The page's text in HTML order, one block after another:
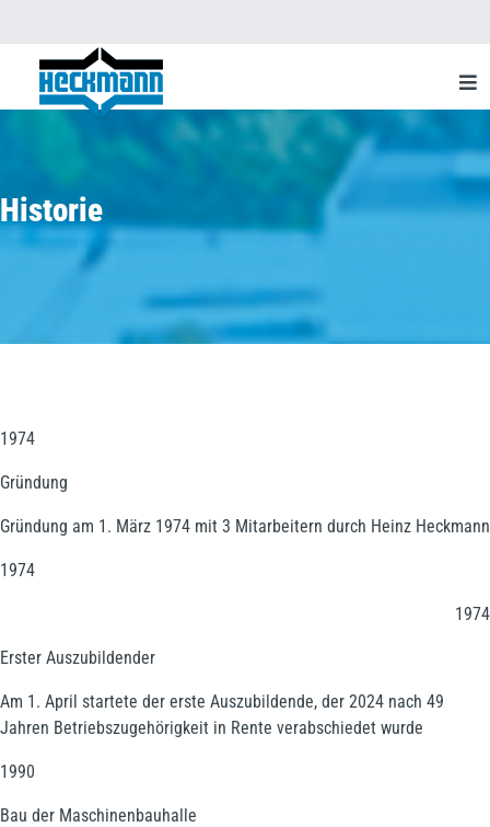
Historie
1974
Gründung
Gründung am 1. März 1974 mit 3 Mitarbeitern durch Heinz Heckmann
1974
1974
Erster Auszubildender
Am 1. April startete der erste Auszubildende, der 2024 nach 49
Jahren Betriebszugehörigkeit in Rente verabschiedet wurde
1990
Bau der Maschinenbauhalle